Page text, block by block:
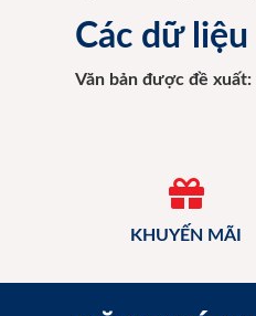
Các dữ
Văn bản được đề xuất:
KHUYẾN MÃI